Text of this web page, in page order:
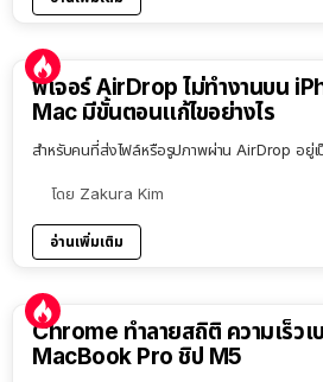
ฟีเจอร์ AirDrop ไม่ทำงานบน
Mac มีขั้นตอนแก้ไขอย่างไร
สำหรับคนที่ส่งไฟล์หรือรูปภาพผ่าน AirDrop อยู่เ
โดย Zakura Kim
อ่านเพิ่มเติม
Chrome ทำลายสถิติ ความเร็วเ
MacBook Pro ชิป M5